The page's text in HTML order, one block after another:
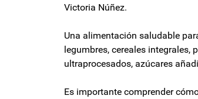
Victoria Núñez.
Una alimentación saludable
legumbres, cereales
ultraprocesados, azúcares
Es importante comprender